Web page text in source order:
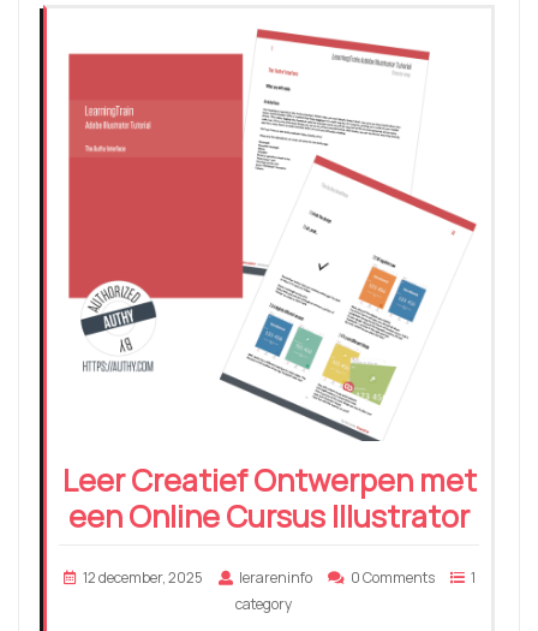
Leer Creatief Ontwerpen met
een Online Cursus Illustrator
12 december, 2025 lerareninfo 0 Comments
1
category